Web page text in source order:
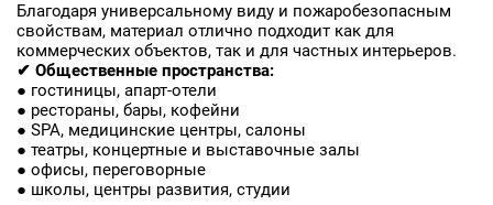
Благодаря универсальному виду и пожаробезопасным
свойствам, материал отлично подходит как для
коммерческих объектов, так и для частных интерьеров.
✔ Общественные пространства:
● гостиницы, апарт-отели
● рестораны, бары, кофейни
● SPA, медицинские центры, салоны
● театры, концертные и выставочные залы
● офисы, переговорные
● школы, центры развития, студии